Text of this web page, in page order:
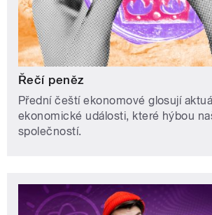
Řečí peněz
Přední čeští ekonomové glosují
ekonomické události, které hýbou
společností.